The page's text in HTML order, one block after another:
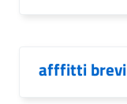
afffitti brevi